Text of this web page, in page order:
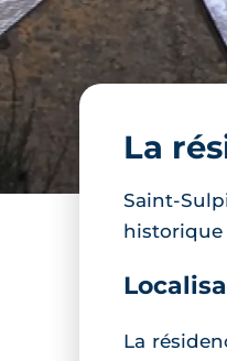
La
Saint-
historique
La